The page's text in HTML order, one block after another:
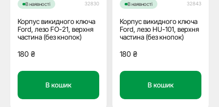
В наявності 32830
Корпус викидного ключа
Ford, лезо FO-21, верхня
частина (без кнопок)
180 ₴
В кошик
В наявності 32843
Корпус викидного ключа
Ford, лезо HU-101, верхня
частина (без кнопок)
180 ₴
В кошик